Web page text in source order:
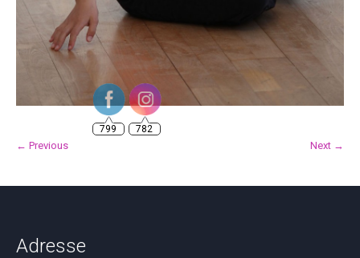
← Previous Next →
Adresse
799 782